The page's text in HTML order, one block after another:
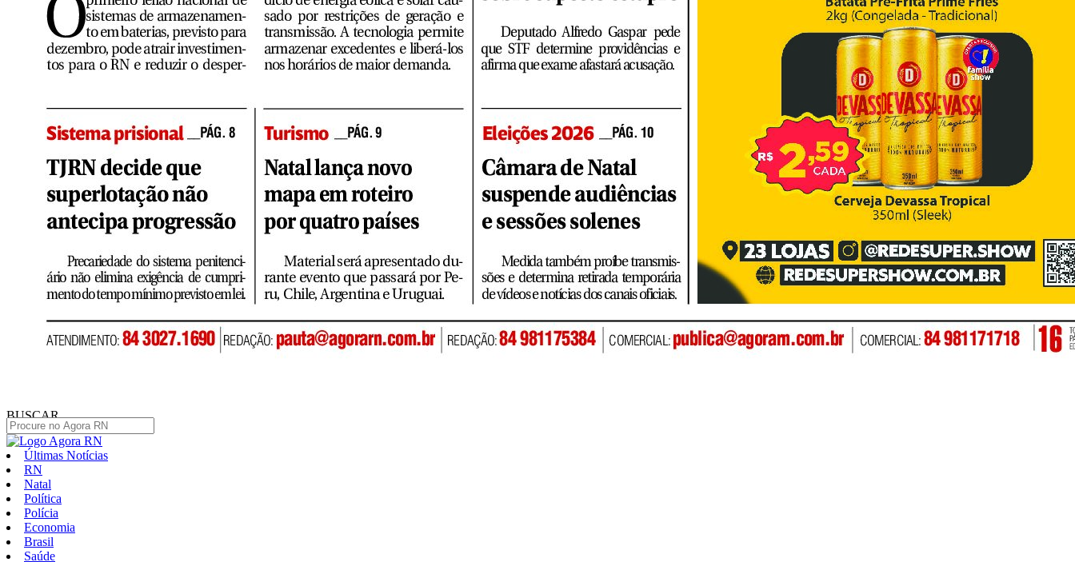
BUSCAR
Últimas Notícias
RN
Natal
Política
Polícia
Economia
Brasil
Saúde